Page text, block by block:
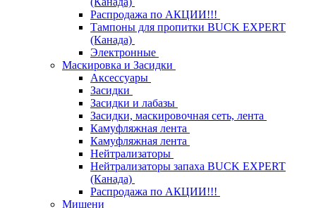
Распродажа по АКЦИИ!!!
Тампоны для пропитки BUCK EXPERT
(Канада)
Электронные
Маскировка и Засидки
Аксессуары
Засидки
Засидки и лабазы
Засидки, маскировочная сеть, лента
Камуфляжная лента
Камуфляжная лента
Нейтрализаторы
Нейтрализаторы запаха BUCK EXPERT
(Канада)
Распродажа по АКЦИИ!!!
Мишени